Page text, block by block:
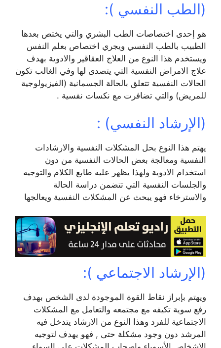
(الطب النفسي ):
هو إحدى اختصاصات الطب البشري والتي يختص بعدها
الطبيب بالطب النفسي ويجري اختصاص بعلم النفس
ويستخدم هذا النوع من العلاج العقاقير والادوية بهدف
علاج الامراض النفسية التي يتصدى لها وفي الغالب تكون
الحالات النفسية تتعلق بالحالة الجسمانية (الفيزيولوجية
للمريض) والتي تضافرت مع نكسات نفسية .
(الإرشاد النفسي) :
يهتم هذا النوع بحل المشكلات النفسية والارشادات
النفسية ومعالجة بعض الحالات النفسية من دون
استخدام الادوية ولهذا يظهر عليه طابع الكلام والتوجيه
والجلسات النفسية التي تتضمن دراسة الحالة
والاسترخاء فهو يبحث عن المشكلات النفسية ويعالجها
(الإرشاد الاجتماعي ):
ويهتم بإبراز نقاط القوة الموجودة لدى الشخص بهدف
رفع سوية تكيفه مع مجتمعه والتعامل مع المشكلات
الاجتماعية للفرد وهذا النوع من الارشاد يتدخل فيه
المرشد دون وجود مشكلة حتى , فهو يهدف لتوجيه